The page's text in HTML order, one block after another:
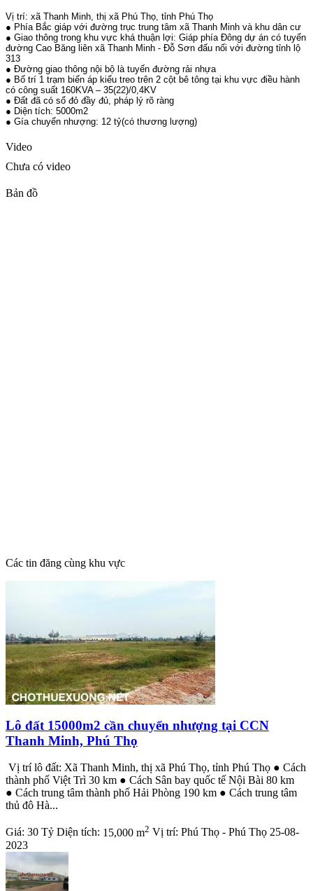
Vị trí: xã Thanh Minh, thị xã Phú Thọ, tỉnh Phú Thọ
● Phía Bắc giáp với đường trục trung tâm xã Thanh Minh và khu dân cư
● Giao thông trong khu vực khá thuận lợi: Giáp phía Đông dự án có tuyến
đường Cao Băng liên xã Thanh Minh - Đỗ Sơn đấu nối với đường tỉnh lộ
313
● Đường giao thông nội bộ là tuyến đường rải nhựa
● Bố trí 1 trạm biến áp kiểu treo trên 2 cột bê tông tại khu vực điều hành
có công suất 160KVA – 35(22)/0,4KV
● Đất đã có sổ đỏ đầy đủ, pháp lý rõ ràng
● Diện tích: 5000m2
● Gía chuyển nhượng: 12 tỷ(có thương lượng)
Video
Chưa có video
Bản đồ
Các tin đăng cùng khu vực
Lô đất 15000m2 cần chuyển nhượng tại CCN
Thanh Minh, Phú Thọ
Vị trí lô đất: Xã Thanh Minh, thị xã Phú Thọ, tỉnh Phú Thọ ● Cách
thành phố Việt Trì 30 km ● Cách Sân bay quốc tế Nội Bài 80 km
● Cách trung tâm thành phố Hải Phòng 190 km ● Cách trung tâm
thủ đô Hà...
Giá: 30 Tỷ Diện tích: 15,000 m2 Vị trí: Phú Thọ - Phú Thọ 25-08-
2023